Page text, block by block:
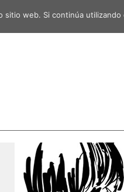
web. Si continúa